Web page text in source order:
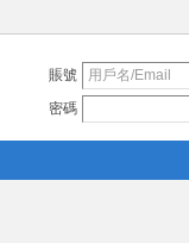
賬號
密碼